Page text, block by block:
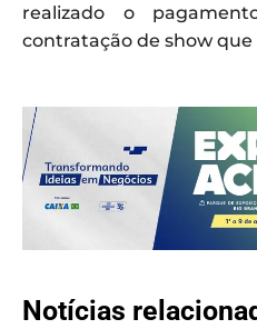
realizado o
contratação de show
Notícias